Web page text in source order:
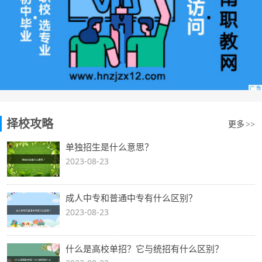
择校攻略 更多 >>
单独招生是什么意思？
2023-08-23
成人中专和普通中专有什么区别？
2023-08-23
什么是高校单招？它与统招有什么区别？